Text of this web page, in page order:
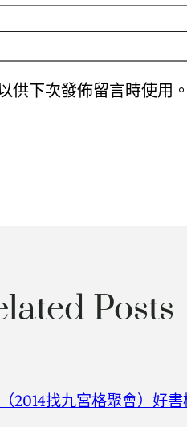
供下次發佈留言時使用。
Posts
2014找九宮格聚會）好